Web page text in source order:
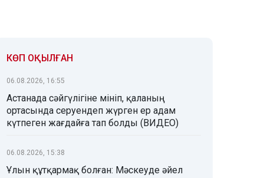
КӨП ОҚЫЛҒАН
06.08.2026, 16:55
Астанада сәйгүлігіне мініп, қаланың
ортасында серуендеп жүрген ер адам
күтпеген жағдайға тап болды (ВИДЕО)
06.08.2026, 15:38
Ұлын құтқармақ болған: Мәскеуде әйел